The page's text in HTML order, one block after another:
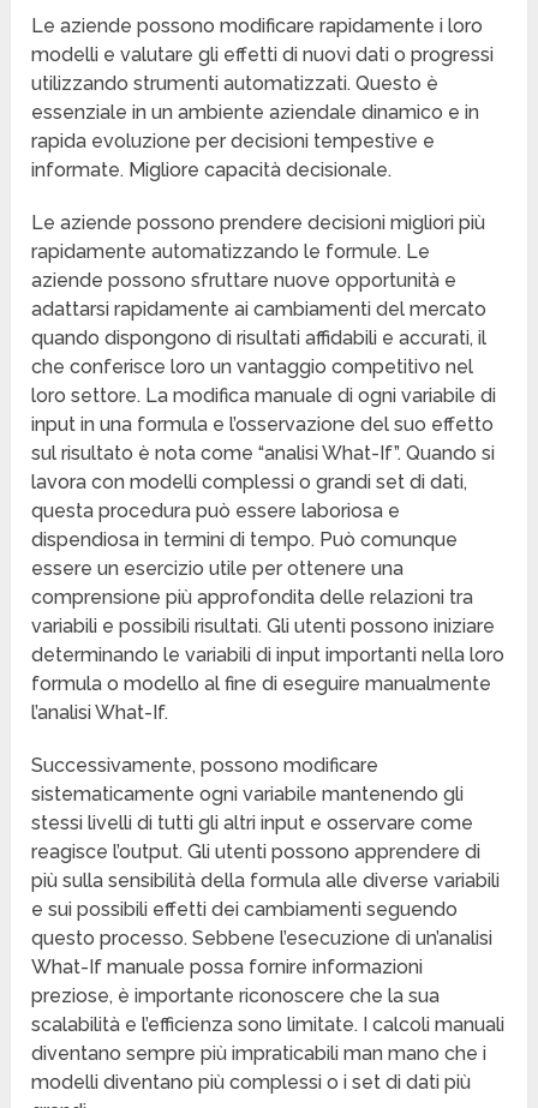
Le aziende possono modificare rapidamente i loro
modelli e valutare gli effetti di nuovi dati o progressi
utilizzando strumenti automatizzati. Questo è
essenziale in un ambiente aziendale dinamico e in
rapida evoluzione per decisioni tempestive e
informate. Migliore capacità decisionale.
Le aziende possono prendere decisioni migliori più
rapidamente automatizzando le formule. Le
aziende possono sfruttare nuove opportunità e
adattarsi rapidamente ai cambiamenti del mercato
quando dispongono di risultati affidabili e accurati, il
che conferisce loro un vantaggio competitivo nel
loro settore. La modifica manuale di ogni variabile di
input in una formula e l’osservazione del suo effetto
sul risultato è nota come “analisi What-If”. Quando si
lavora con modelli complessi o grandi set di dati,
questa procedura può essere laboriosa e
dispendiosa in termini di tempo. Può comunque
essere un esercizio utile per ottenere una
comprensione più approfondita delle relazioni tra
variabili e possibili risultati. Gli utenti possono iniziare
determinando le variabili di input importanti nella loro
formula o modello al fine di eseguire manualmente
l’analisi What-If.
Successivamente, possono modificare
sistematicamente ogni variabile mantenendo gli
stessi livelli di tutti gli altri input e osservare come
reagisce l’output. Gli utenti possono apprendere di
più sulla sensibilità della formula alle diverse variabili
e sui possibili effetti dei cambiamenti seguendo
questo processo. Sebbene l’esecuzione di un’analisi
What-If manuale possa fornire informazioni
preziose, è importante riconoscere che la sua
scalabilità e l’efficienza sono limitate. I calcoli manuali
diventano sempre più impraticabili man mano che i
modelli diventano più complessi o i set di dati più